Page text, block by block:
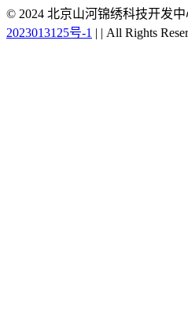
© 2024 北京山河锦绣科技开发
2023013125号-1 | | All Rights